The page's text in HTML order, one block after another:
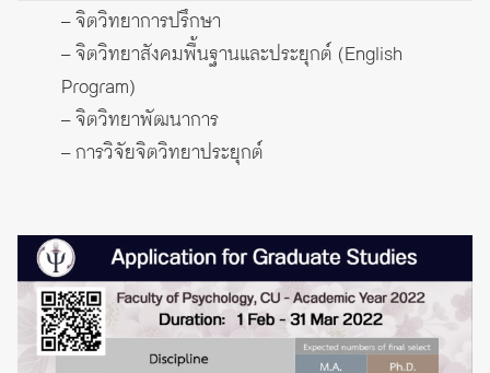
– จิตวิทยาการปรึกษา
– จิตวิทยาสังคมพื้นฐานและประยุกต์ (English
Program)
– จิตวิทยาพัฒนาการ
– การวิจัยจิตวิทยาประยุกต์